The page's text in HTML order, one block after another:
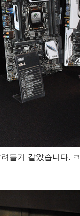
들거 같았습니다. ㅋ